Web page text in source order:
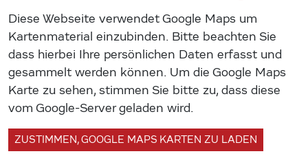
Diese Webseite verwendet Google Maps um
Kartenmaterial einzubinden. Bitte beachten Sie
dass hierbei Ihre persönlichen Daten erfasst und
gesammelt werden können. Um die Google Maps
Karte zu sehen, stimmen Sie bitte zu, dass diese
vom Google-Server geladen wird.
ZUSTIMMEN, GOOGLE MAPS KARTEN ZU LADEN